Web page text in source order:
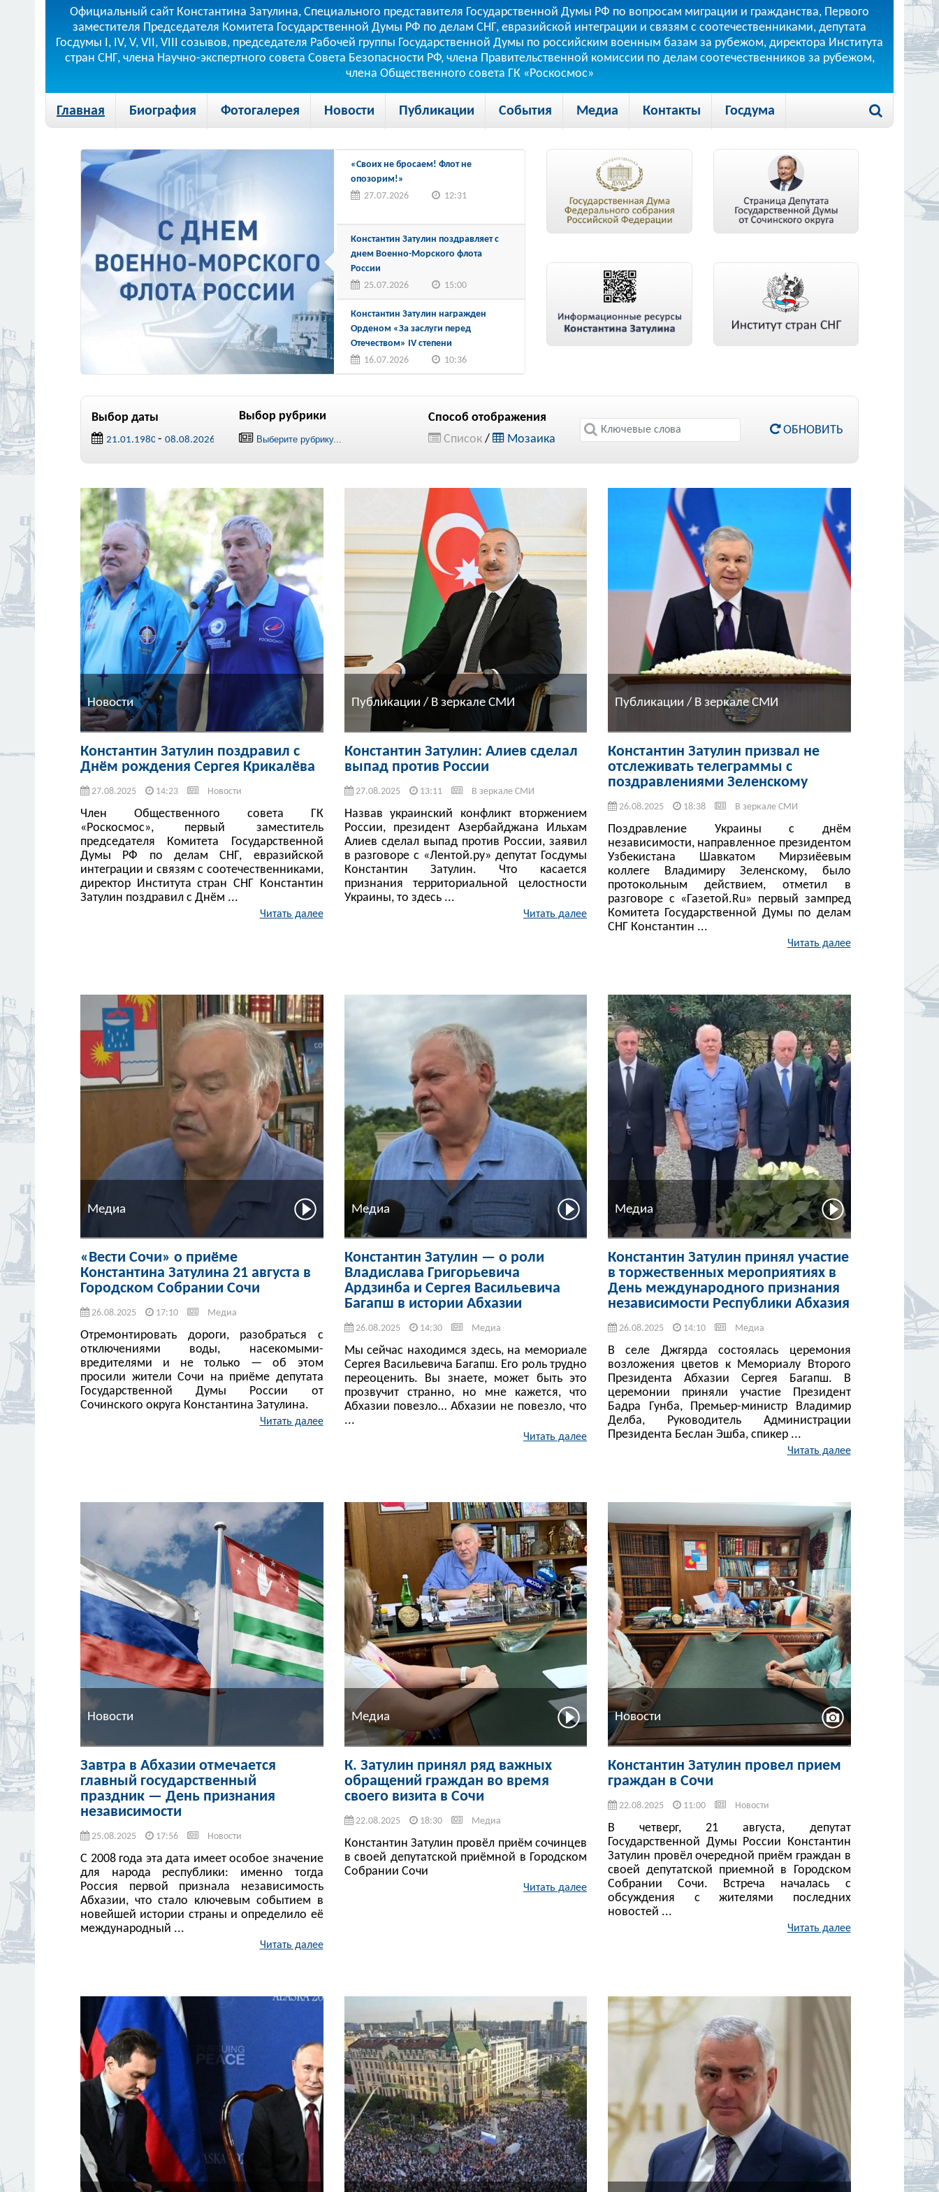
Официальный сайт Константина Затулина, Специального представителя Государственной Думы РФ по вопросам миграции и гражданства, Первого
заместителя Председателя Комитета Государственной Думы РФ по делам СНГ, евразийской интеграции и связям с соотечественниками, депутата
Госдумы I, IV, V, VII, VIII созывов, председателя Рабочей группы Государственной Думы по российским военным базам за рубежом, директора Института
стран СНГ, члена Научно-экспертного совета Совета Безопасности РФ, члена Правительственной комиссии по делам соотечественников за рубежом,
члена Общественного совета ГК «Роскосмос»
Главная Биография Фотогалерея Новости Публикации События Медиа Контакты Госдума
«Своих не бросаем! Флот не
опозорим!»
27.07.2026
12:31
Константин Затулин поздравляет с
днем Военно-Морского флота
России
25.07.2026
15:00
Константин Затулин награжден
Орденом «За заслуги перед
Отечеством» IV степени
16.07.2026
10:36
Выбор даты
-
Выбор рубрики
Способ отображения
Список/ Мозаика
ОБНОВИТЬ
Новости
Константин Затулин поздравил с
Днём рождения Сергея Крикалёва
27.08.2025 14:23 Новости
Член Общественного совета ГК
«Роскосмос», первый заместитель
председателя Комитета Государственной
Думы РФ по делам СНГ, евразийской
интеграции и связям с соотечественниками,
директор Института стран СНГ Константин
Затулин поздравил с Днём ...
Читать далее
Публикации / В зеркале СМИ
Константин Затулин: Алиев сделал
выпад против России
27.08.2025 13:11 В зеркале СМИ
Назвав украинский конфликт вторжением
России, президент Азербайджана Ильхам
Алиев сделал выпад против России, заявил
в разговоре с «Лентой.ру» депутат Госдумы
Константин Затулин. Что касается
признания территориальной целостности
Украины, то здесь ...
Читать далее
Публикации / В зеркале СМИ
Константин Затулин призвал не
отслеживать телеграммы с
поздравлениями Зеленскому
26.08.2025 18:38 В зеркале СМИ
Поздравление Украины с днём
независимости, направленное президентом
Узбекистана Шавкатом Мирзиёевым
коллеге Владимиру Зеленскому, было
протокольным действием, отметил в
разговоре с «Газетой.Ru» первый зампред
Комитета Государственной Думы по делам
СНГ Константин ...
Читать далее
Медиа
«Вести Сочи» о приёме
Константина Затулина 21 августа в
Городском Собрании Сочи
26.08.2025 17:10 Медиа
Отремонтировать дороги, разобраться с
отключениями воды, насекомыми-
вредителями и не только — об этом
просили жители Сочи на приёме депутата
Государственной Думы России от
Сочинского округа Константина Затулина.
Читать далее
Медиа
Константин Затулин — о роли
Владислава Григорьевича
Ардзинба и Сергея Васильевича
Багапш в истории Абхазии
26.08.2025 14:30 Медиа
Мы сейчас находимся здесь, на мемориале
Сергея Васильевича Багапш. Его роль трудно
переоценить. Вы знаете, может быть это
прозвучит странно, но мне кажется, что
Абхазии повезло… Абхазии не повезло, что
...
Читать далее
Медиа
Константин Затулин принял участие
в торжественных мероприятиях в
День международного признания
независимости Республики Абхазия
26.08.2025 14:10 Медиа
В селе Джгярда состоялась церемония
возложения цветов к Мемориалу Второго
Президента Абхазии Сергея Багапш. В
церемонии приняли участие Президент
Бадра Гунба, Премьер-министр Владимир
Делба, Руководитель Администрации
Президента Беслан Эшба, спикер ...
Читать далее
Новости
Завтра в Абхазии отмечается
главный государственный
праздник — День признания
независимости
25.08.2025 17:56 Новости
С 2008 года эта дата имеет особое значение
для народа республики: именно тогда
Россия первой признала независимость
Абхазии, что стало ключевым событием в
новейшей истории страны и определило её
международный ...
Читать далее
Медиа
К. Затулин принял ряд важных
обращений граждан во время
своего визита в Сочи
22.08.2025 18:30 Медиа
Константин Затулин провёл приём сочинцев
в своей депутатской приёмной в Городском
Собрании Сочи
Читать далее
Новости
Константин Затулин провел прием
граждан в Сочи
22.08.2025 11:00 Новости
В четверг, 21 августа, депутат
Государственной Думы России Константин
Затулин провёл очередной приём граждан в
своей депутатской приемной в Городском
Собрании Сочи. Встреча началась с
обсуждения с жителями последних
новостей ...
Читать далее